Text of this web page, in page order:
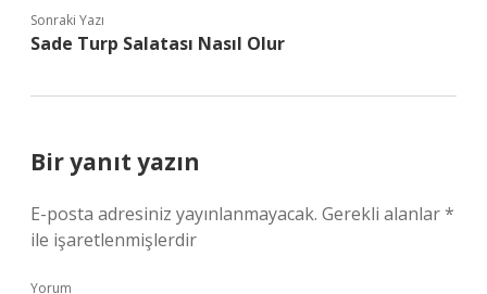
Sonraki Yazı
Sade Turp Salatası Nasıl Olur
Bir yanıt yazın
E-posta adresiniz yayınlanmayacak. Gerekli alanlar*
ile işaretlenmişlerdir
Yorum